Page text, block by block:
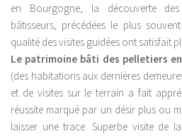
en Bourgogne, la découverte
bâtisseurs, précédées le plus
qualité des visites guidées ont satisfait
Le patrimoine bâti des pelletiers
(des habitations aux dernières
et de visites sur le terrain a fait
réussite marqué par un désir plus ou
laisser une trace. Superbe visite de